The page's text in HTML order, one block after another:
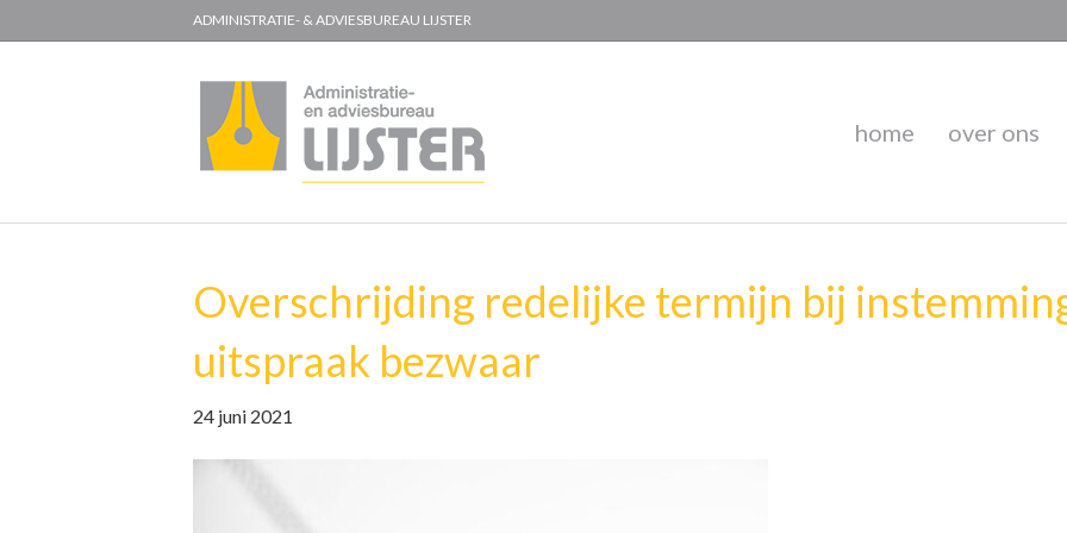
ADMINISTRATIE- & ADVIESBUREAU LIJSTER
home over ons
Overschrijding redelijke termijn bij
uitspraak bezwaar
24 juni 2021